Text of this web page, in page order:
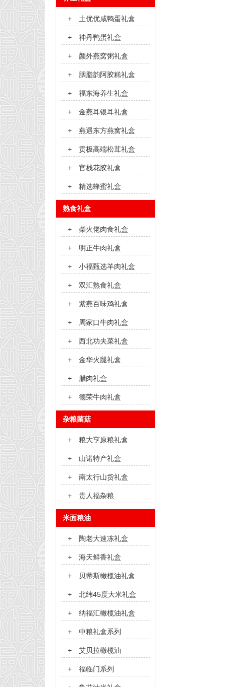
+ 土优优咸鸭蛋礼盒
+ 神丹鸭蛋礼盒
+ 颜外燕窝粥礼盒
+ 胭脂韵阿胶糕礼盒
+ 福东海养生礼盒
+ 金燕耳银耳礼盒
+ 燕遇东方燕窝礼盒
+ 贡极高端松茸礼盒
+ 官栈花胶礼盒
+ 精选蜂蜜礼盒
熟食礼盒
+ 柴火佬肉食礼盒
+ 明正牛肉礼盒
+ 小福甄选羊肉礼盒
+ 双汇熟食礼盒
+ 紫燕百味鸡礼盒
+ 周家口牛肉礼盒
+ 西北功夫菜礼盒
+ 金华火腿礼盒
+ 腊肉礼盒
+ 德荣牛肉礼盒
杂粮菌菇
+ 粮大亨原粮礼盒
+ 山诺特产礼盒
+ 南太行山货礼盒
+ 贵人福杂粮
米面粮油
+ 陶老大速冻礼盒
+ 海天鲜香礼盒
+ 贝蒂斯橄榄油礼盒
+ 北纬45度大米礼盒
+ 纳福汇橄榄油礼盒
+ 中粮礼盒系列
+ 艾贝拉橄榄油
+ 福临门系列